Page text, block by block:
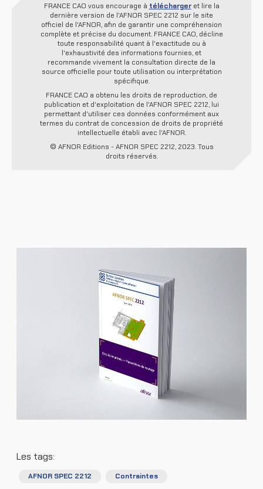
FRANCE CAO vous encourage à téléchargeret lire la
dernière version de l'AFNOR SPEC 2212 sur le site
officiel de l'AFNOR, afin de garantir une compréhension
complète et précise du document. FRANCE CAO, décline
toute responsabilité quant à l'exactitude ou à
l'exhaustivité des informations fournies, et
recommande vivement la consultation directe de la
source officielle pour toute utilisation ou interprétation
spécifique.
FRANCE CAO a obtenu les droits de reproduction, de
publication et d'exploitation de l'AFNOR SPEC 2212, lui
permettant d'utiliser ces données conformément aux
termes du contrat de concession de droits de propriété
intellectuelle établi avec l'AFNOR.
© AFNOR Editions - AFNOR SPEC 2212, 2023. Tous
droits réservés.
Les tags:
AFNOR SPEC 2212 Contraintes